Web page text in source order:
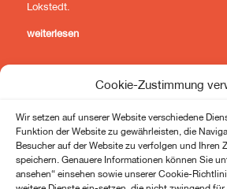
Cookie-Zustimmung
Wir setzen auf unserer Website verschiedene
Funktion der Website zu gewährleisten, die
Besucher auf der Website zu verfolgen und Ihren
speichern. Genauere Informationen können Sie
ansehen“ einsehen sowie unserer Cookie-
Lokstedt.
weiterlesen
lokstedter-reisepavillon